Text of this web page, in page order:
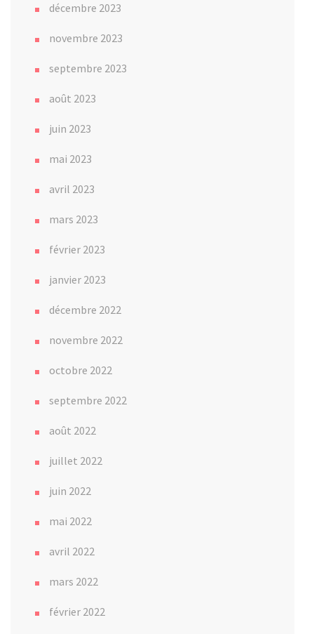
décembre 2023
novembre 2023
septembre 2023
août 2023
juin 2023
mai 2023
avril 2023
mars 2023
février 2023
janvier 2023
décembre 2022
novembre 2022
octobre 2022
septembre 2022
août 2022
juillet 2022
juin 2022
mai 2022
avril 2022
mars 2022
février 2022